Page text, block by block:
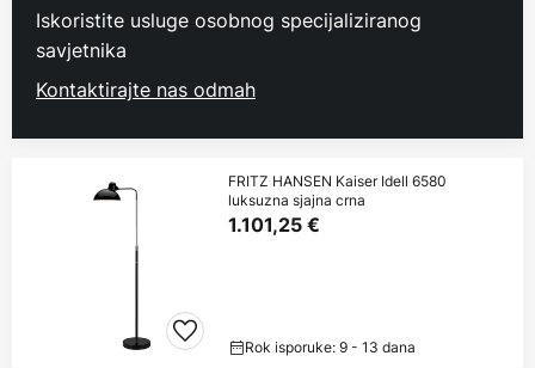
Iskoristite usluge osobnog specijaliziranog
savjetnika
Kontaktirajte nas odmah
FRITZ HANSEN Kaiser Idell 6580
luksuzna sjajna crna
1.101,25 €
Rok isporuke: 9 - 13 dana